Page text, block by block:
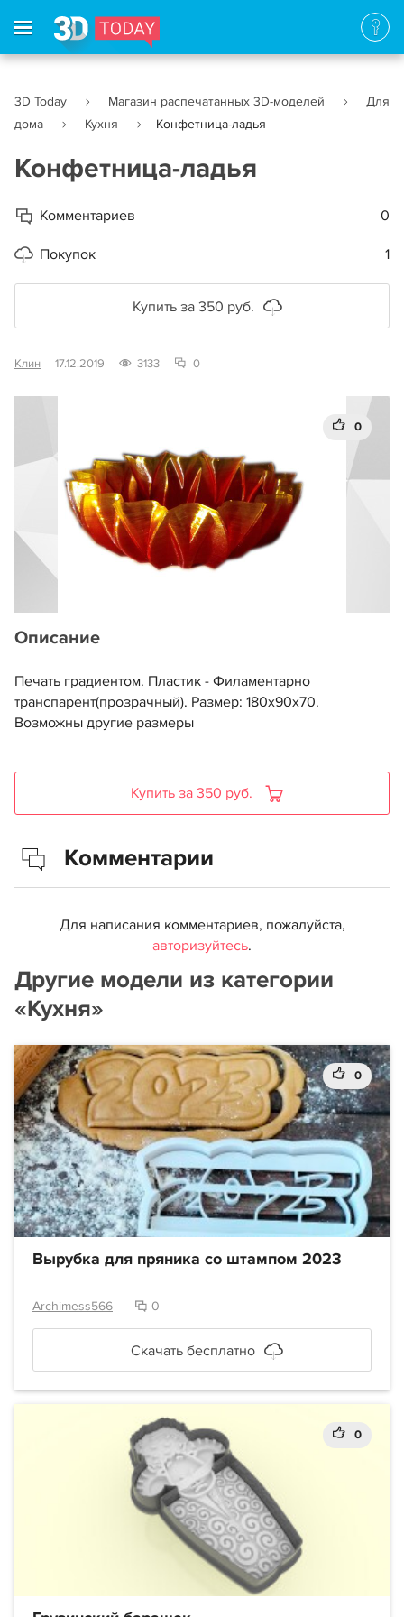
3D Today Магазин распечатанных 3D-моделей
Для
дома
Кухня Конфетница-ладья
Конфетница-ладья
Комментариев 0
Покупок 1
Купить за 350 руб.
Клин 17.12.2019 3133 0
0
Описание
Печать градиентом. Пластик - Филаментарно
транспарент(прозрачный). Размер: 180х90х70.
Возможны другие размеры
Купить за 350 руб.
Комментарии
Для написания комментариев, пожалуйста,
авторизуйтесь.
Другие модели из категории
«Кухня»
0
Вырубка для пряника со штампом 2023
Archimess566 0
Скачать бесплатно
0